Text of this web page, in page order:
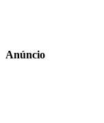
Anúncio